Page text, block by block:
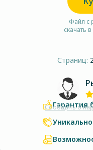
Файл с
скачать
Страниц:
Сообщить о
Гарантия